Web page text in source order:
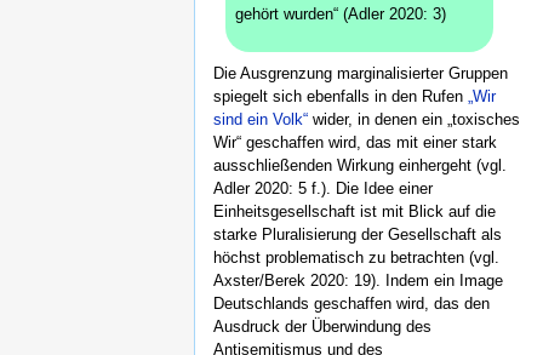
gehört wurden“ (Adler 2020: 3)
Die Ausgrenzung marginalisierter Gruppen
spiegelt sich ebenfalls in den Rufen „Wir
sind ein Volk“ wider, in denen ein „toxisches
Wir“ geschaffen wird, das mit einer stark
ausschließenden Wirkung einhergeht (vgl.
Adler 2020: 5 f.). Die Idee einer
Einheitsgesellschaft ist mit Blick auf die
starke Pluralisierung der Gesellschaft als
höchst problematisch zu betrachten (vgl.
Axster/Berek 2020: 19). Indem ein Image
Deutschlands geschaffen wird, das den
Ausdruck der Überwindung des
Antisemitismus und des